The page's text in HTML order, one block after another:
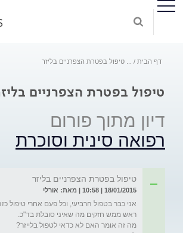
דף הבית טיפול בפטרת הצפרניים בליזר
טיפול בפטרת הצפרניים
דיון מתוך פורום
רפואה סינית וסוכרת
טיפול בפטרת הצפרניים בליזר
18/01/2015 | 10:58 | מאת: אורלי
אני כבר בטפול הרביעי, וכל פעם אחרי טיפול
מה זה אומר האם לא כדאי לטפול בלייזר?